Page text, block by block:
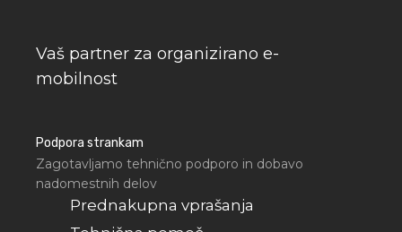
Vaš partner za organizirano e-
mobilnost
Podpora strankam
Zagotavljamo tehnično podporo in dobavo
nadomestnih delov
Prednakupna vprašanja